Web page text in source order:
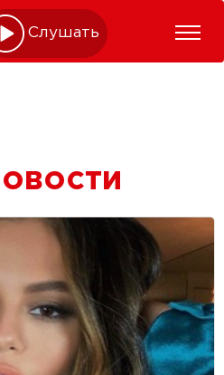
Слушать online